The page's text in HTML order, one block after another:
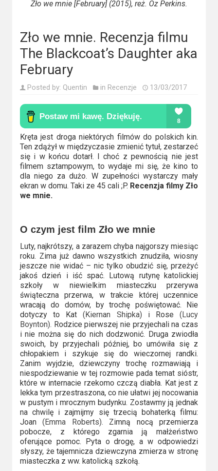
Komedie
Korea
Południowa
Filmy
oparte
na
faktach
Thrillery
Streaming
Amazon
Video
Apple
TV
+
Disney+
HBO
Max
Netflix
Sky
Showtime
Podsumowania
2023
2022
Zło we mnie [February] (2015), reż. Oz Perkins.
Zło we mnie. Recenzja filmu
The Blackcoat’s Daughter aka
February
Posted by: Quentin in Recenzje 13/03/2017
Kręta jest droga niektórych filmów do polskich kin.
Ten zdążył w międzyczasie zmienić tytuł, zestarzeć
się i w końcu dotarł. I choć z pewnością nie jest
filmem sztampowym, to wydaje mi się, że kino to
dla niego za dużo. W zupełności wystarczy mały
ekran w domu. Taki ze 45 cali ;P. Recenzja filmy Zło
we mnie.
O czym jest film Zło we mnie
Luty, najkrótszy, a zarazem chyba najgorszy miesiąc
roku. Zima już dawno wszystkich znudziła, wiosny
jeszcze nie widać – nic tylko obudzić się, przeżyć
jakoś dzień i iść spać. Lutową rutynę katolickiej
szkoły w niewielkim miasteczku przerywa
świąteczna przerwa, w trakcie której uczennice
wracają do domów, by trochę poświętować. Nie
dotyczy to Kat(Kiernan Shipka) i Rose(Lucy
Boynton). Rodzice pierwszej nie przyjechali na czas
i nie można się do nich dodzwonić. Druga zwiodła
swoich, by przyjechali później, bo umówiła się z
chłopakiem i szykuje się do wieczornej randki.
Zanim wyjdzie, dziewczyny trochę rozmawiają i
niespodziewanie w tej rozmowie pada temat sióstr,
które w internacie rzekomo czczą diabła. Kat jest z
lekka tym przestraszona, co nie ułatwi jej nocowania
w pustym i mrocznym budynku. Zostawmy ją jednak
na chwilę i zajmijmy się trzecią bohaterką filmu:
Joan(Emma Roberts). Zimną nocą przemierza
pobocze, z którego zgarnia ją małżeństwo
oferujące pomoc. Pyta o drogę, a w odpowiedzi
słyszy, że tajemnicza dziewczyna zmierza w stronę
miasteczka z ww. katolicką szkołą.